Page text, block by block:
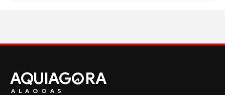
AQUIAG RA
ALAGOAS